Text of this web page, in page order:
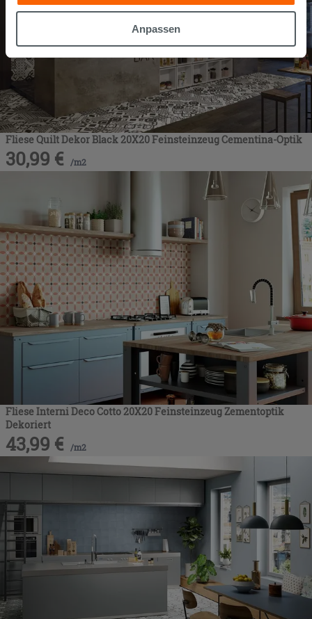
gesammelt haben, kombinieren. Falls Sie mehr wissen
möchten oder Ihre Zustimmung zu allen oder einigen
Zustimmung kann durch Klicken auf die Schaltfläche
„Cookies akzeptieren“ gegeben werden. Wenn Sie auf
die Schaltfläche "X" klicken, können Sie das Surfen erst
nach der Installation der technischen Cookies fortsetzen.
Anpassen
Fliese Quilt Dekor Black 20X20 Feinsteinzeug Cementina-Optik
30,99 € /m2
Fliese Interni Deco Cotto 20X20 Feinsteinzeug Zementoptik
Dekoriert
43,99 € /m2